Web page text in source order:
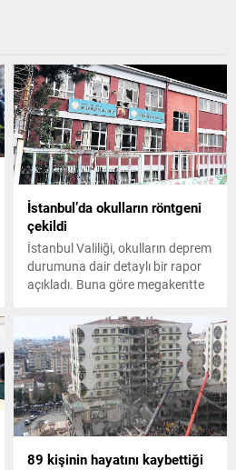
İstanbul’da okulların röntgeni
çekildi
İstanbul Valiliği, okulların deprem
durumuna dair detaylı bir rapor
açıkladı. Buna göre megakentte
yapıldı, 799’u güçlendirildi. Gözde
okullardan Pertevniyal ve
Vefa’nın binaları yüzde 10
oranında tamamlandı.
89 kişinin hayatını kaybettiği